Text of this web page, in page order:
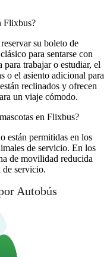
Flixbus?
su boleto de
para sentarse con
para trabajar o estudiar, el
o el asiento adicional para
reclinados y ofrecen
un viaje cómodo.
en Flixbus?
están permitidas en los
de servicio. En los
de movilidad reducida
de servicio.
Autobús